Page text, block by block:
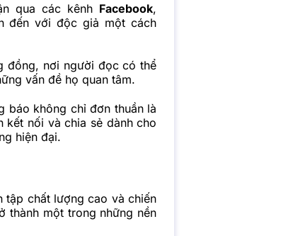
qua các kênh Facebook,
đến với độc giả một cách
đồng, nơi người đọc có thể
vấn đề họ quan tâm.
báo không chỉ đơn thuần là
kết nối và chia sẻ dành cho
hiện đại.
tập chất lượng cao và chiến
thành một trong những nền